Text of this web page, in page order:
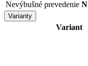
Nevýbušné prevedenie N
Varianty
Variant